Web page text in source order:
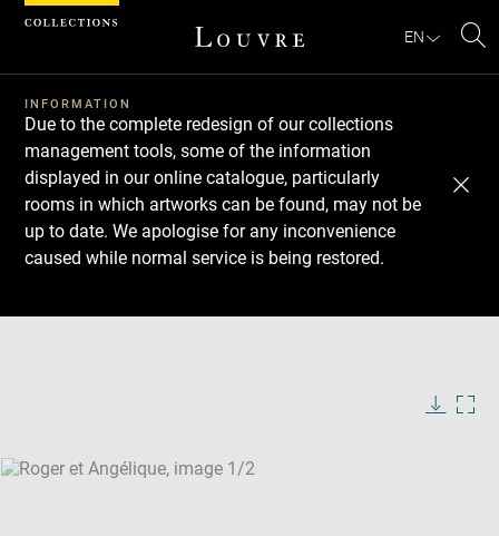
EN
INFORMATION
Due to the complete redesign of our collections
management tools, some of the information
displayed in our online catalogue, particularly
rooms in which artworks can be found, may not be
up to date. We apologise for any inconvenience
caused while normal service is being restored.
SKIP IMAGE CAROUSEL
Download
Next
Previous
Cookies management panel